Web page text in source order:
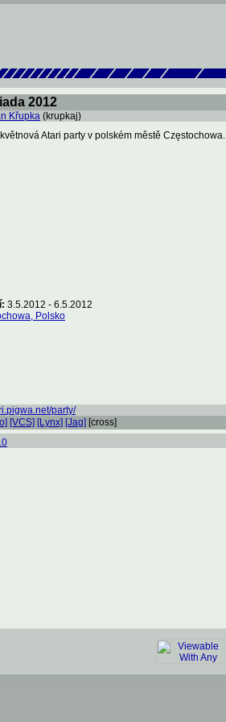
2012
Křupka (krupkaj)
Atari party v polském městě Częstochowa.
3.5.2012 - 6.5.2012
Polsko
party/
[VCS] [Lynx] [Jag] [cross]